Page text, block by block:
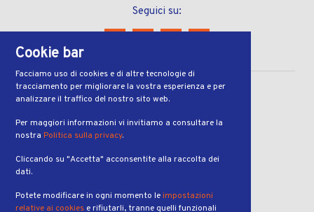
Seguici su:
CONTATTI
Via Ferruccio Pelli 13
6900, Lugano
ORARI
dalle 7:00 alle 19:00
Cookie bar
Facciamo uso di cookies e di altre tecnologie di
tracciamento per migliorare la vostra esperienza e per
analizzare il traffico del nostro sito web.
Per maggiori informazioni vi invitiamo a consultare la
nostra Politica sulla privacy.
Cliccando su "Accetta" acconsentite alla raccolta dei
dati.
Potete modificare in ogni momento leimpostazioni
relative ai cookies e rifiutarli, tranne quelli funzionali